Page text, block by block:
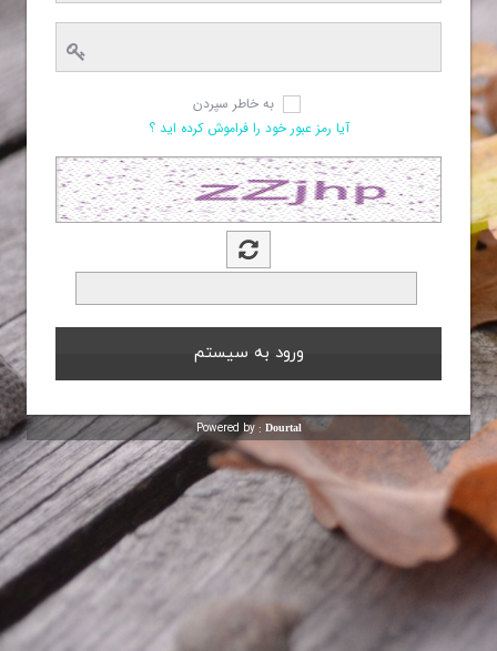
به خاطر سپردن
آیا رمز عبور خود را فراموش کرده اید ؟
Powered by : Dourtal